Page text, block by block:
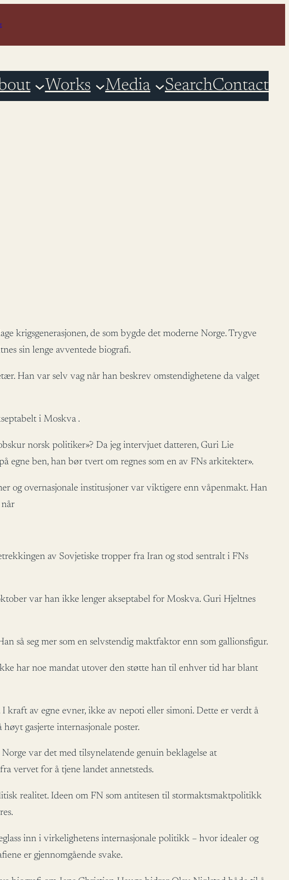
Works Media SearchContact
krigsgenerasjonen, de som bygde det moderne Norge. Trygve
sin lenge avventede biografi.
Han var selv vag når han beskrev omstendighetene da valget
i Moskva .
norsk politiker»? Da jeg intervjuet datteren, Guri Lie
ben, han bør tvert om regnes som en av FNs arkitekter».
og overnasjonale institusjoner var viktigere enn våpenmakt. Han
når
av Sovjetiske tropper fra Iran og stod sentralt i FNs
var han ikke lenger akseptabel for Moskva. Guri Hjeltnes
så seg mer som en selvstendig maktfaktor enn som gallionsfigur.
har noe mandat utover den støtte han til enhver tid har blant
av egne evner, ikke av nepoti eller simoni. Dette er verdt å
gasjerte internasjonale poster.
var det med tilsynelatende genuin beklagelse at
vervet for å tjene landet annetsteds.
realitet. Ideen om FN som antitesen til stormaktsmaktpolitikk
inn i virkelighetens internasjonale politikk – hvor idealer og
er gjennomgående svake.